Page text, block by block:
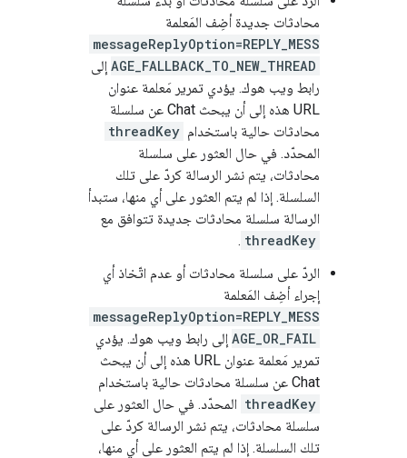
محادثات جديدة أضِف المَعلمة
messageReplyOption=REPLY_MESS
AGE_FALLBACK_TO_NEW_THREAD إلى
رابط ويب هوك. يؤدي تمرير مَعلمة عنوان
URL هذه إلى أن يبحث Chat عن سلسلة
محادثات حالية باستخدام threadKey
المحدّد. في حال العثور على سلسلة
محادثات، يتم نشر الرسالة كردّ على تلك
السلسلة. إذا لم يتم العثور على أي منها، ستبدأ
الرسالة سلسلة محادثات جديدة تتوافق مع
threadKey
.
الردّ على سلسلة محادثات أو عدم اتّخاذ أي
إجراء أضِف المَعلمة
messageReplyOption=REPLY_MESS
AGE_OR_FAIL إلى رابط ويب هوك. يؤدي
تمرير مَعلمة عنوان URL هذه إلى أن يبحث
Chat عن سلسلة محادثات حالية باستخدام
threadKey المحدّد. في حال العثور على
سلسلة محادثات، يتم نشر الرسالة كردّ على
تلك السلسلة. إذا لم يتم العثور على أي منها،